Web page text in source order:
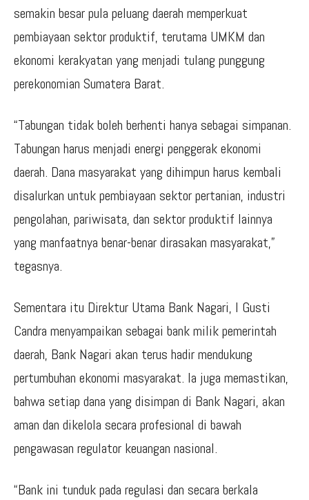
semakin besar pula peluang daerah memperkuat
pembiayaan sektor produktif, terutama UMKM dan
ekonomi kerakyatan yang menjadi tulang punggung
perekonomian Sumatera Barat.
“Tabungan tidak boleh berhenti hanya sebagai simpanan.
Tabungan harus menjadi energi penggerak ekonomi
daerah. Dana masyarakat yang dihimpun harus kembali
disalurkan untuk pembiayaan sektor pertanian, industri
pengolahan, pariwisata, dan sektor produktif lainnya
yang manfaatnya benar-benar dirasakan masyarakat,”
tegasnya.
Sementara itu Direktur Utama Bank Nagari, l Gusti
Candra menyampaikan sebagai bank milik pemerintah
daerah, Bank Nagari akan terus hadir mendukung
pertumbuhan ekonomi masyarakat. Ia juga memastikan,
bahwa setiap dana yang disimpan di Bank Nagari, akan
aman dan dikelola secara profesional di bawah
pengawasan regulator keuangan nasional.
“Bank ini tunduk pada regulasi dan secara berkala